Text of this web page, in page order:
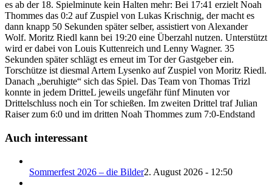
es ab der 18. Spielminute kein Halten mehr: Bei 17:41 erzielt Noah
Thommes das 0:2 auf Zuspiel von Lukas Krischnig, der macht es
dann knapp 50 Sekunden später selber, assistiert von Alexander
Wolf. Moritz Riedl kann bei 19:20 eine Überzahl nutzen. Unterstützt
wird er dabei von Louis Kuttenreich und Lenny Wagner. 35
Sekunden später schlägt es erneut im Tor der Gastgeber ein.
Torschütze ist diesmal Artem Lysenko auf Zuspiel von Moritz Riedl.
Danach „beruhigte“ sich das Spiel. Das Team von Thomas Trizl
konnte in jedem DritteL jeweils ungefähr fünf Minuten vor
Drittelschluss noch ein Tor schießen. Im zweiten Drittel traf Julian
Raiser zum 6:0 und im dritten Noah Thommes zum 7:0-Endstand
Auch interessant
Sommerfest 2026 – die Bilder2. August 2026 - 12:50